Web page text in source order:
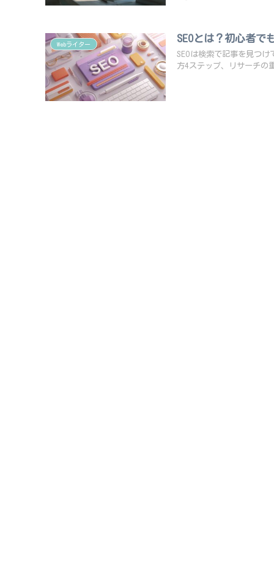
Webライター
SEOとは？初心者
SEOは検索で記事を見つ
方4ステップ、リサーチの